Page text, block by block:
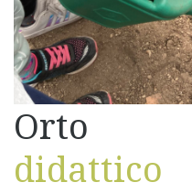
Orto
didattico